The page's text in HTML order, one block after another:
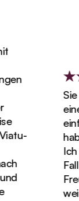
Sie
eine
Ich
Fall